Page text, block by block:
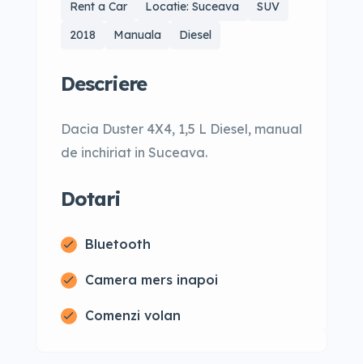
Rent a Car Locatie: Suceava
SUV
2018
Manuala Diesel
Descriere
Dacia Duster 4X4, 1,5 L Diesel, manual
de inchiriat in Suceava.
Dotari
Bluetooth
Camera mers inapoi
Comenzi volan